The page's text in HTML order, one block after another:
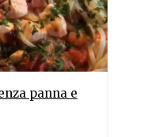
panna e